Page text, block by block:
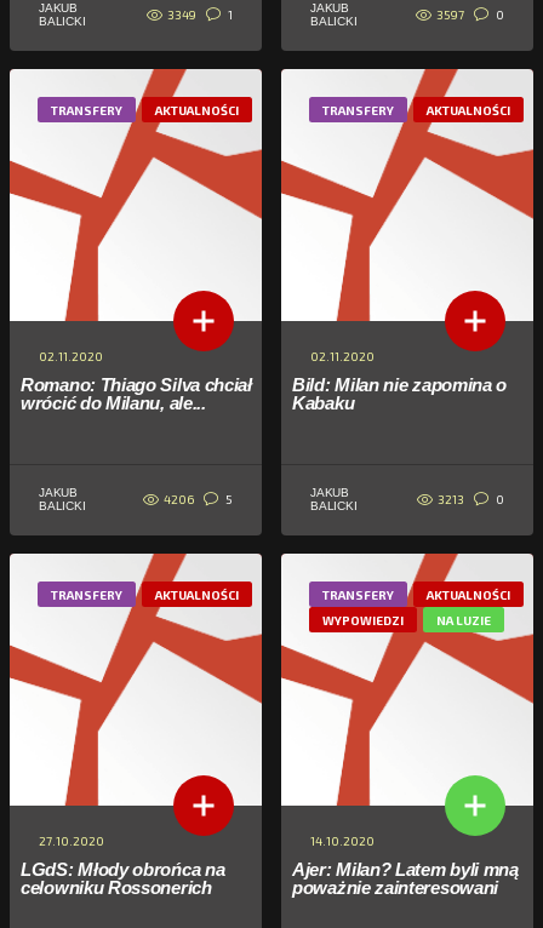
JAKUB
BALICKI
3349 1
JAKUB
BALICKI
3597 0
TRANSFERY AKTUALNOŚCI
02.11.2020
Romano: Thiago Silva chciał
wrócić do Milanu, ale...
JAKUB
BALICKI
4206 5
TRANSFERY AKTUALNOŚCI
02.11.2020
Bild: Milan nie zapomina o
Kabaku
JAKUB
BALICKI
3213 0
TRANSFERY AKTUALNOŚCI
27.10.2020
LGdS: Młody obrońca na
celowniku Rossonerich
TRANSFERY
AKTUALNOŚCI
WYPOWIEDZI
NA LUZIE
14.10.2020
Ajer: Milan? Latem byli mną
poważnie zainteresowani